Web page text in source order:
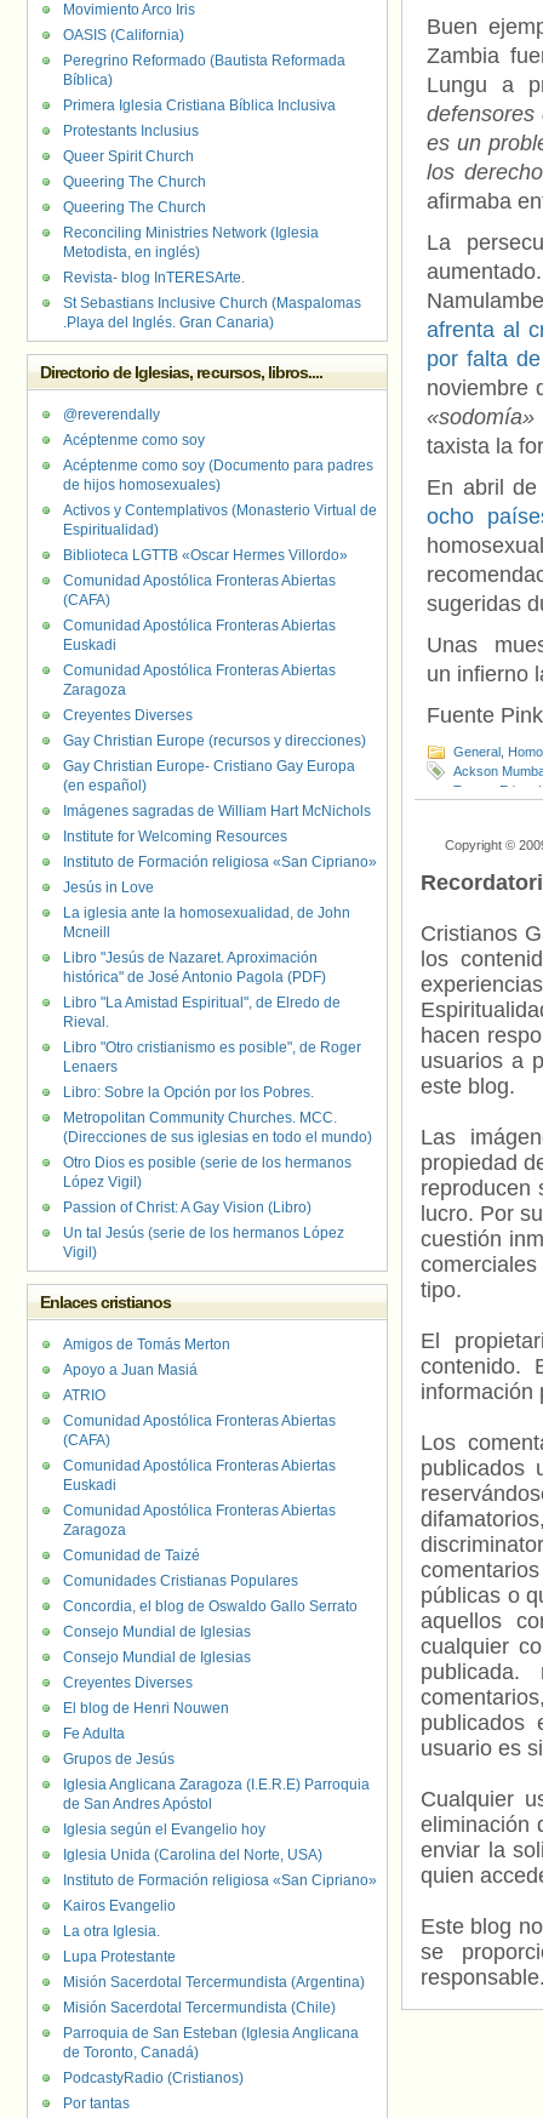
Buen
Zambia
Lungu a
defensores
es un
los
afirmaba
La
afrenta al
por falta
noviembre
«sodomía»
taxista la
En abril
ocho
sugeridas
Unas
un infierno
Fuente
General
Ackson
Trump
Edgar
Copyright ©
Cristianos
los
hacen
usuarios a
este blog.
Las
propiedad
reproducen
lucro. Por
cuestión
tipo.
El
contenido.
información
Los
publicados
públicas o
aquellos
cualquier
usuario es
Cualquier
eliminación
enviar la
quien
Este blog
se
Movimiento Arco Iris
OASIS (California)
Peregrino Reformado (Bautista Reformada
Bíblica)
Primera Iglesia Cristiana Bíblica Inclusiva
Protestants Inclusius
Queer Spirit Church
Queering The Church
Queering The Church
Reconciling Ministries Network (Iglesia
Metodista, en inglés)
Revista- blog InTERESArte.
St Sebastians Inclusive Church (Maspalomas
.Playa del Inglés. Gran Canaria)
Directorio de Iglesias, recursos, libros....
@reverendally
Acéptenme como soy
Acéptenme como soy (Documento para padres
de hijos homosexuales)
Activos y Contemplativos (Monasterio Virtual de
Espiritualidad)
Biblioteca LGTTB «Oscar Hermes Villordo»
Comunidad Apostólica Fronteras Abiertas
(CAFA)
Comunidad Apostólica Fronteras Abiertas
Euskadi
Comunidad Apostólica Fronteras Abiertas
Zaragoza
Creyentes Diverses
Gay Christian Europe (recursos y direcciones)
Gay Christian Europe- Cristiano Gay Europa
(en español)
Imágenes sagradas de William Hart McNichols
Institute for Welcoming Resources
Instituto de Formación religiosa «San Cipriano»
Jesús in Love
La iglesia ante la homosexualidad, de John
Mcneill
Libro "Jesús de Nazaret. Aproximación
histórica" de José Antonio Pagola (PDF)
Libro "La Amistad Espiritual", de Elredo de
Rieval.
Libro "Otro cristianismo es posible", de Roger
Lenaers
Libro: Sobre la Opción por los Pobres.
Metropolitan Community Churches. MCC.
(Direcciones de sus iglesias en todo el mundo)
Otro Dios es posible (serie de los hermanos
López Vigil)
Passion of Christ: A Gay Vision (Libro)
Un tal Jesús (serie de los hermanos López
Vigil)
Enlaces cristianos
Amigos de Tomás Merton
Apoyo a Juan Masiá
ATRIO
Comunidad Apostólica Fronteras Abiertas
(CAFA)
Comunidad Apostólica Fronteras Abiertas
Euskadi
Comunidad Apostólica Fronteras Abiertas
Zaragoza
Comunidad de Taizé
Comunidades Cristianas Populares
Concordia, el blog de Oswaldo Gallo Serrato
Consejo Mundial de Iglesias
Consejo Mundial de Iglesias
Creyentes Diverses
El blog de Henri Nouwen
Fe Adulta
Grupos de Jesús
Iglesia Anglicana Zaragoza (I.E.R.E) Parroquia
de San Andres Apóstol
Iglesia según el Evangelio hoy
Iglesia Unida (Carolina del Norte, USA)
Instituto de Formación religiosa «San Cipriano»
Kairos Evangelio
La otra Iglesia.
Lupa Protestante
Misión Sacerdotal Tercermundista (Argentina)
Misión Sacerdotal Tercermundista (Chile)
Parroquia de San Esteban (Iglesia Anglicana
de Toronto, Canadá)
PodcastyRadio (Cristianos)
Por tantas